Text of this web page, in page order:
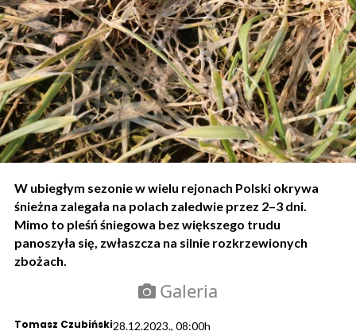
W ubiegłym sezonie w wielu rejonach Polski okrywa
śnieżna zalegała na polach zaledwie przez 2–3 dni.
Mimo to pleśń śniegowa bez większego trudu
panoszyła się, zwłaszcza na silnie rozkrzewionych
zbożach.
Galeria
Tomasz Czubiński28.12.2023., 08:00h